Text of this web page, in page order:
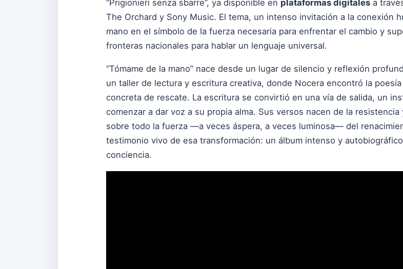
“Prigionieri senza sbarre”, ya disponible en plataformas digitales a
The Orchard y Sony Music. El tema, un intenso invitación a la conexión
mano en el símbolo de la fuerza necesaria para enfrentar el cambio y
fronteras nacionales para hablar un lenguaje universal.
“Tómame de la mano” nace desde un lugar de silencio y reflexión
un taller de lectura y escritura creativa, donde Nocera encontró la
concreta de rescate. La escritura se convirtió en una vía de salida, un
comenzar a dar voz a su propia alma. Sus versos nacen de la
sobre todo la fuerza —a veces áspera, a veces luminosa— del
testimonio vivo de esa transformación: un álbum intenso y
conciencia.